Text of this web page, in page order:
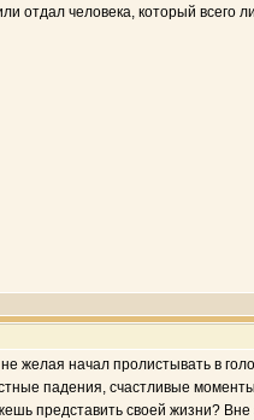
отдал человека, который всего
начал пролистывать в
падения, счастливые
представить своей жизни? Вне